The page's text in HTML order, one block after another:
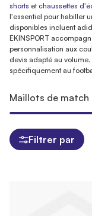
shorts et chaussettes
l'essentiel pour habiller
disponibles incluent
EKINSPORT
personnalisation aux
devis adapté au volume.
spécifiquement au
Maillots de match
Filtrer par